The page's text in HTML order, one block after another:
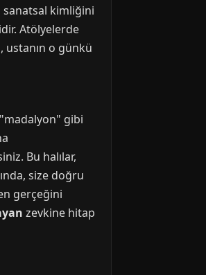
sanatsal kimliğini
Atölyelerde
ustanın o günkü
"madalyon" gibi
Bu halılar,
size doğru
gerçeğini
zevkine hitap